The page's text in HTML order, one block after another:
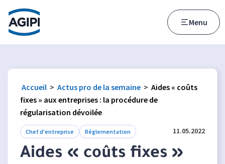
Accès au menu
Accès au contenu principal
Menu
Accueil > Actus pro de la semaine > Aides « coûts
fixes » aux entreprises : la procédure de
régularisation dévoilée
Chef d'entreprise Réglementation 11.05.2022
Aides « coûts fixes »